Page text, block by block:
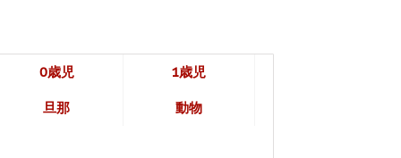
0歳児 1歳児
旦那 動物